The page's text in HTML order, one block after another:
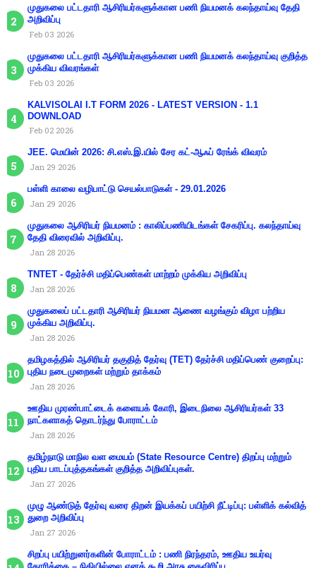
முதுகலை பட்டதாரி ஆசிரியர்களுக்கான பணி நியமனக் கலந்தாய்வு தேதி
அறிவிப்பு
Feb 03 2026
முதுகலை பட்டதாரி ஆசிரியர்களுக்கான பணி நியமனக் கலந்தாய்வு குறித்த
முக்கிய விவரங்கள்
Feb 03 2026
KALVISOLAI I.T FORM 2026 - LATEST VERSION - 1.1
DOWNLOAD
Feb 02 2026
JEE. மெயின் 2026: சி.எஸ்.இ.யில் சேர கட்-ஆஃப் ரேங்க் விவரம்
Jan 29 2026
பள்ளி காலை வழிபாட்டு செயல்பாடுகள் - 29.01.2026
Jan 29 2026
முதுகலை ஆசிரியர் நியமனம் : காலிப்பணியிடங்கள் சேகரிப்பு. கலந்தாய்வு
தேதி விரைவில் அறிவிப்பு.
Jan 28 2026
TNTET - தேர்ச்சி மதிப்பெண்கள் மாற்றம் முக்கிய அறிவிப்பு
Jan 28 2026
முதுகலைப் பட்டதாரி ஆசிரியர் நியமன ஆணை வழங்கும் விழா பற்றிய
முக்கிய அறிவிப்பு.
Jan 28 2026
தமிழகத்தில் ஆசிரியர் தகுதித் தேர்வு (TET) தேர்ச்சி மதிப்பெண் குறைப்பு:
புதிய நடைமுறைகள் மற்றும் தாக்கம்
Jan 28 2026
ஊதிய முரண்பாட்டைக் களையக் கோரி, இடைநிலை ஆசிரியர்கள் 33
நாட்களாகத் தொடர்ந்து போராட்டம்
Jan 28 2026
தமிழ்நாடு மாநில வள மையம் (State Resource Centre) திறப்பு மற்றும்
புதிய பாடப்புத்தகங்கள் குறித்த அறிவிப்புகள்.
Jan 27 2026
முழு ஆண்டுத் தேர்வு வரை திறன் இயக்கப் பயிற்சி நீட்டிப்பு: பள்ளிக் கல்வித்
துறை அறிவிப்பு
Jan 27 2026
சிறப்பு பயிற்றுனர்களின் போராட்டம் : பணி நிரந்தரம், ஊதிய உயர்வு